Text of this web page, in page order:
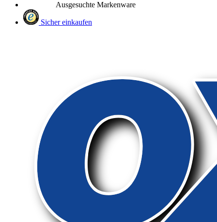
Ausgesuchte Markenware
Sicher einkaufen